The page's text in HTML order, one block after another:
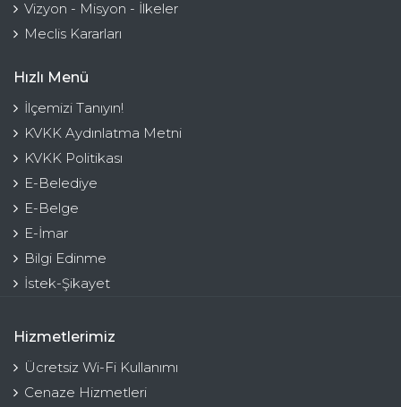
Vizyon - Misyon - İlkeler
Meclis Kararları
Hızlı Menü
İlçemizi Tanıyın!
KVKK Aydınlatma Metni
KVKK Politikası
E-Belediye
E-Belge
E-İmar
Bilgi Edinme
İstek-Şikayet
Hizmetlerimiz
Ücretsiz Wi-Fi Kullanımı
Cenaze Hizmetleri